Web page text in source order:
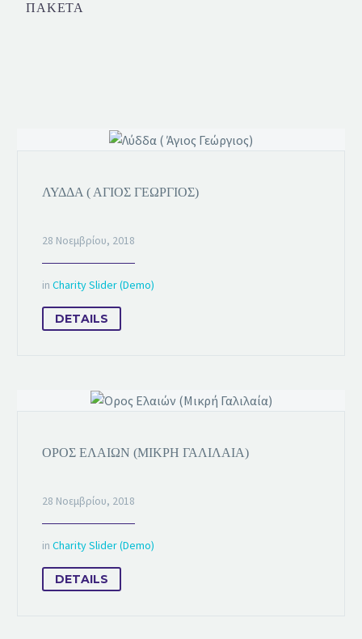
ΠΑΚΕΤΑ
ΛΎΔΔΑ ( ΆΓΙΟΣ ΓΕΏΡΓΙΟΣ)
28 Νοεμβρίου, 2018
in Charity Slider (Demo)
DETAILS
ΌΡΟΣ ΕΛΑΙΏΝ (ΜΙΚΡΉ ΓΑΛΙΛΑΊΑ)
28 Νοεμβρίου, 2018
in Charity Slider (Demo)
DETAILS